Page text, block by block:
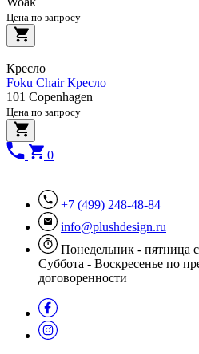
Цена по запросу
Кресло
Foku Chair Кресло
101 Copenhagen
Цена по запросу
0
+7 (499) 248-48-84
info@plushdesign.ru
Понедельник - пятница
Суббота - Воскресенье по
договоренности